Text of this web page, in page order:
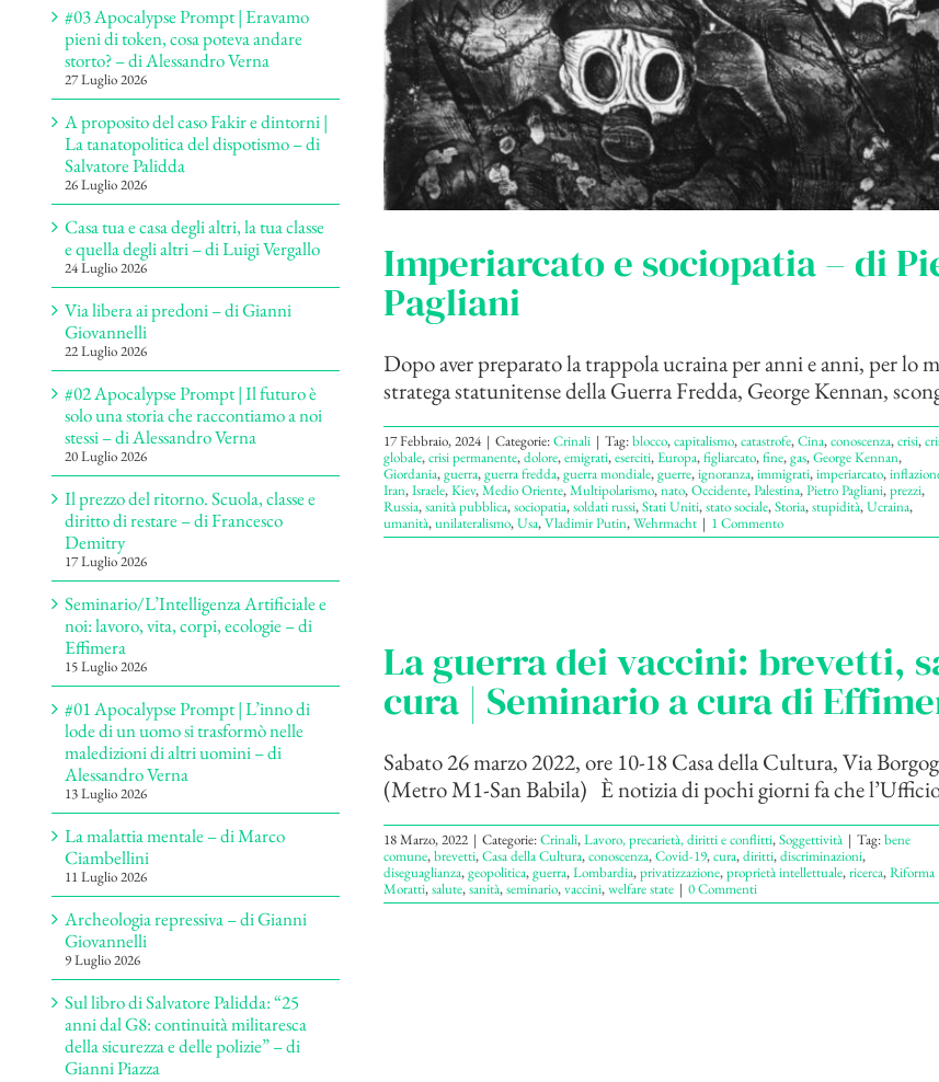
Imperiarcato e sociopatia – di
Pagliani
Dopo aver preparato la trappola ucraina per anni e anni, per lo
stratega statunitense della Guerra Fredda, George Kennan,
17 Febbraio, 2024 | Categorie:Crinali | Tag:blocco,capitalismo,catastrofe,Cina,conoscenza,crisi,
globale,crisi permanente,dolore,emigrati,eserciti,Europa,figliarcato,fine,gas,George Kennan,
Giordania,guerra,guerra fredda,guerra mondiale,guerre,ignoranza,immigrati,imperiarcato,
Iran,Israele,Kiev,Medio Oriente,Multipolarismo,nato,Occidente,Palestina,Pietro Pagliani,prezzi,
Russia,sanità pubblica,sociopatia,soldati russi,Stati Uniti,stato sociale,Storia,stupidità,Ucraina,
umanità,unilateralismo,Usa,Vladimir Putin,Wehrmacht | 1 Commento
La guerra dei vaccini: brevetti,
cura | Seminario a cura di
Sabato 26 marzo 2022, ore 10-18 Casa della Cultura, Via
(Metro M1-San Babila) È notizia di pochi giorni fa che
18 Marzo, 2022 | Categorie:Crinali,Lavoro, precarietà, diritti e conflitti,Soggettività | Tag:bene
comune,brevetti,Casa della Cultura,conoscenza,Covid-19,cura,diritti,discriminazioni,
diseguaglianza,geopolitica,guerra,Lombardia,privatizzazione,proprietà intellettuale,ricerca,Riforma
Moratti,salute,sanità,seminario,vaccini,welfare state | 0 Commenti
#03 Apocalypse Prompt | Eravamo
pieni di token, cosa poteva andare
storto? – di Alessandro Verna
27 Luglio 2026
A proposito del caso Fakir e dintorni |
La tanatopolitica del dispotismo – di
Salvatore Palidda
26 Luglio 2026
Casa tua e casa degli altri, la tua classe
e quella degli altri – di Luigi Vergallo
24 Luglio 2026
Via libera ai predoni – di Gianni
Giovannelli
22 Luglio 2026
#02 Apocalypse Prompt | Il futuro è
solo una storia che raccontiamo a noi
stessi – di Alessandro Verna
20 Luglio 2026
Il prezzo del ritorno. Scuola, classe e
diritto di restare – di Francesco
Demitry
17 Luglio 2026
Seminario/L’Intelligenza Artificiale e
noi: lavoro, vita, corpi, ecologie – di
Effimera
15 Luglio 2026
#01 Apocalypse Prompt | L’inno di
lode di un uomo si trasformò nelle
maledizioni di altri uomini – di
Alessandro Verna
13 Luglio 2026
La malattia mentale – di Marco
Ciambellini
11 Luglio 2026
Archeologia repressiva – di Gianni
Giovannelli
9 Luglio 2026
Sul libro di Salvatore Palidda: “25
anni dal G8: continuità militaresca
della sicurezza e delle polizie” – di
Gianni Piazza